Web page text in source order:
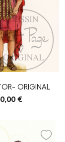
ORIGINAL
€